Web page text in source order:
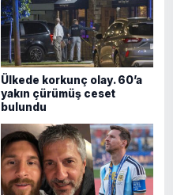
Ülkede korkunç olay. 60’a
yakın çürümüş ceset
bulundu